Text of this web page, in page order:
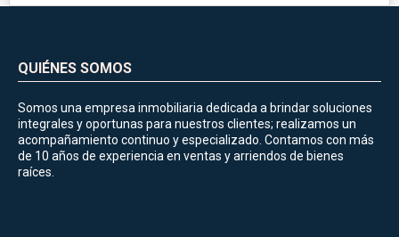
QUIÉNES SOMOS
Somos una empresa inmobiliaria dedicada a brindar soluciones
integrales y oportunas para nuestros clientes; realizamos un
acompañamiento continuo y especializado. Contamos con más
de 10 años de experiencia en ventas y arriendos de bienes
raíces.